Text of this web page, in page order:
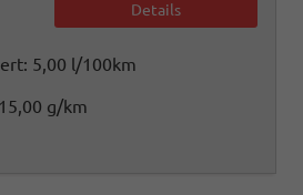
Details
5,00 l/100km
g/km